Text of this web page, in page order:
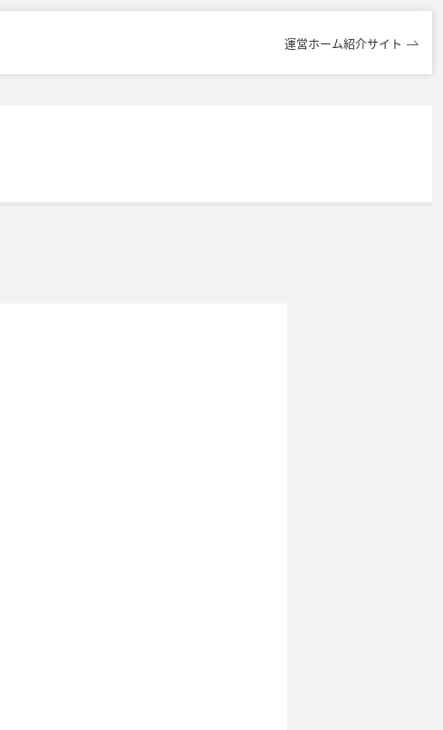
運営ホーム紹介サイト